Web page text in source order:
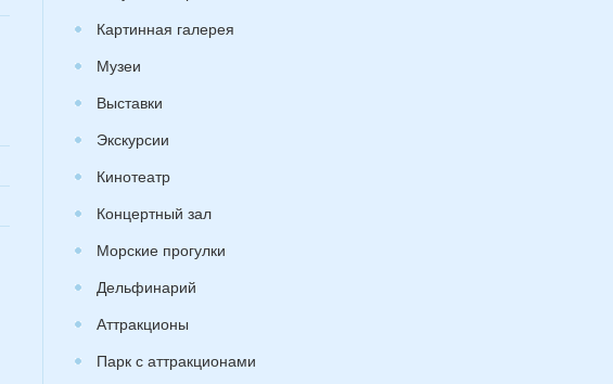
Картинная галерея
Музеи
Выставки
Экскурсии
Кинотеатр
Концертный зал
Морские прогулки
Дельфинарий
Аттракционы
Парк с аттракционами